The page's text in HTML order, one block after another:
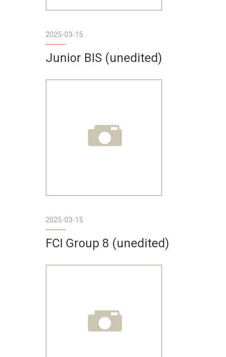
2025-03-15
Junior BIS (unedited)
2025-03-15
FCI Group 8 (unedited)